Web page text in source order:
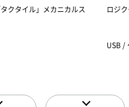
クタイル」メカニカルス
ロジ
USB /